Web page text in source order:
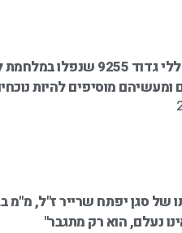
מח"ט 226 על חללי גדוד 9255 שנפלו
ומעשיהם מוסיפים להיות
נעלם, הוא רק מתגבר"